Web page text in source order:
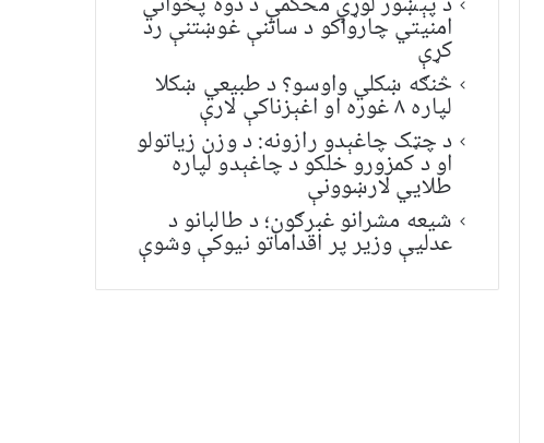
امنیتي چارواکو د ساتنې غوښتنې رد
کړې
څنګه ښکلي واوسو؟ د طبیعي ښکلا
لپاره ۸ غوره او اغېزناکې لارې
د چټک چاغېدو رازونه: د وزن زیاتولو
او د کمزورو خلکو د چاغېدو لپاره
طلایي لارښوونې
شیعه مشرانو غبرګون؛ د طالبانو د
عدلیې وزیر پر اقداماتو نیوکې وشوې